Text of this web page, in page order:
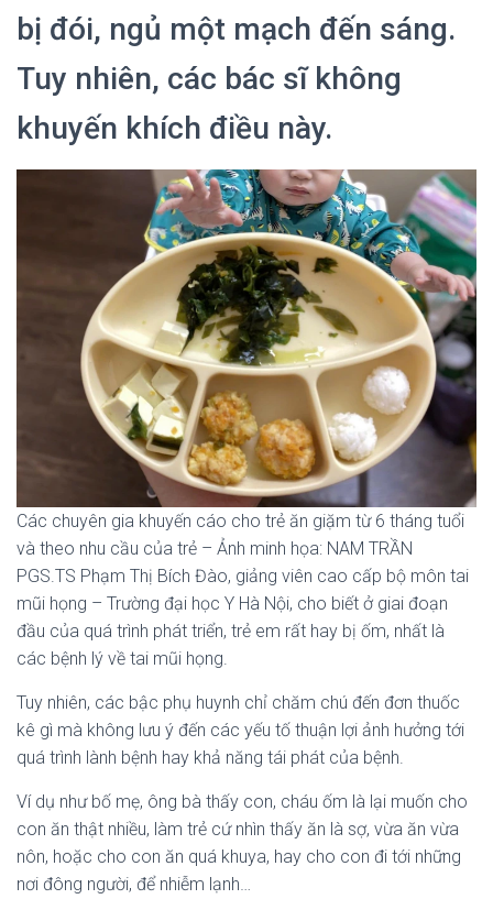
bị đói, ngủ một mạch đến sáng.
Tuy nhiên, các bác sĩ không
khuyến khích điều này.
Các chuyên gia khuyến cáo cho trẻ ăn giặm từ 6 tháng tuổi
và theo nhu cầu của trẻ – Ảnh minh họa: NAM TRẦN
PGS.TS Phạm Thị Bích Đào, giảng viên cao cấp bộ môn tai
mũi họng – Trường đại học Y Hà Nội, cho biết ở giai đoạn
đầu của quá trình phát triển, trẻ em rất hay bị ốm, nhất là
các bệnh lý về tai mũi họng.
Tuy nhiên, các bậc phụ huynh chỉ chăm chú đến đơn thuốc
kê gì mà không lưu ý đến các yếu tố thuận lợi ảnh hưởng tới
quá trình lành bệnh hay khả năng tái phát của bệnh.
Ví dụ như bố mẹ, ông bà thấy con, cháu ốm là lại muốn cho
con ăn thật nhiều, làm trẻ cứ nhìn thấy ăn là sợ, vừa ăn vừa
nôn, hoặc cho con ăn quá khuya, hay cho con đi tới những
nơi đông người, để nhiễm lạnh…